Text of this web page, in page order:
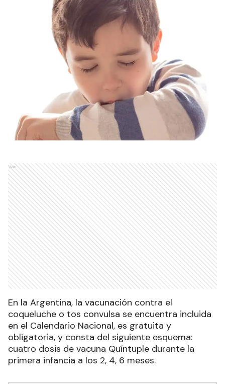
Ads
En la Argentina, la vacunación contra el
coqueluche o tos convulsa se encuentra incluida
en el Calendario Nacional, es gratuita y
obligatoria, y consta del siguiente esquema:
cuatro dosis de vacuna Quíntuple durante la
primera infancia a los 2, 4, 6 meses.